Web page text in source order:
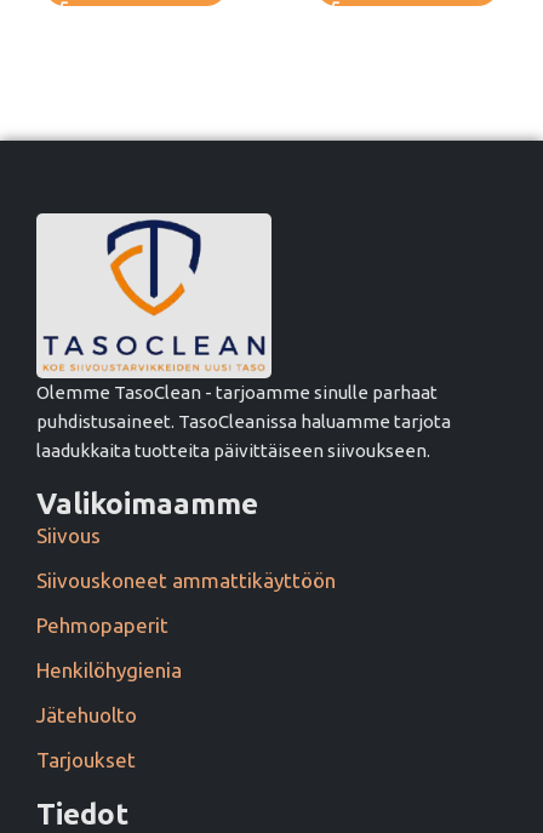
Olemme TasoClean - tarjoamme sinulle parhaat
puhdistusaineet. TasoCleanissa haluamme tarjota
laadukkaita tuotteita päivittäiseen siivoukseen.
Valikoimaamme
Siivous
Siivouskoneet ammattikäyttöön
Pehmopaperit
Henkilöhygienia
Jätehuolto
Tarjoukset
Tiedot